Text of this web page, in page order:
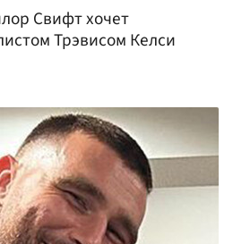
Свифт хочет
Трэвисом Келси